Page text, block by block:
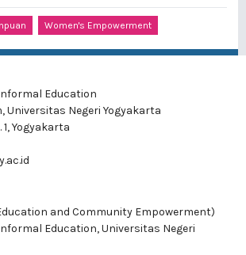
Women's Empowerment
Education
Universitas Negeri Yogyakarta
Yogyakarta
and Community Empowerment)
Education, Universitas Negeri